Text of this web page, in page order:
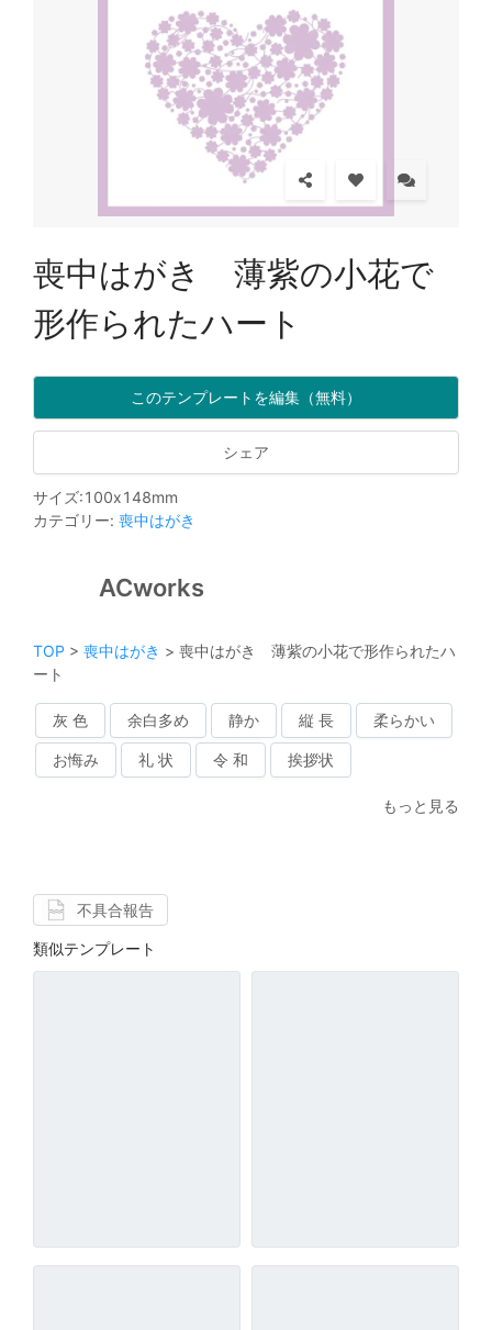
喪中はがき 薄紫の小花で
形作られたハート
このテンプレートを編集（無料）
シェア
サイズ:100x148mm
カテゴリー: 喪中はがき
ACworks
TOP > 喪中はがき > 喪中はがき 薄紫の小花で形作られたハ
ート
灰 色 余白多め 静か 縦 長 柔らかい
お悔み 礼 状 令 和 挨拶状
もっと見る
不具合報告
類似テンプレート